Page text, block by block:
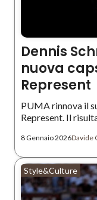
Dennis
nuova
Represent
PUMA rinnova il
Represent. Il
8 Gennaio 2026Davide
Style&Culture